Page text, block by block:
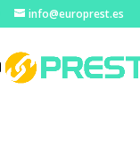
info@europrest.es